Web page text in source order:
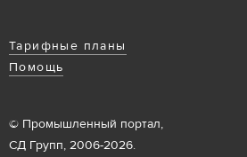
Тарифные планы
Помощь
© Промышленный портал,
СД Групп, 2006-2026.